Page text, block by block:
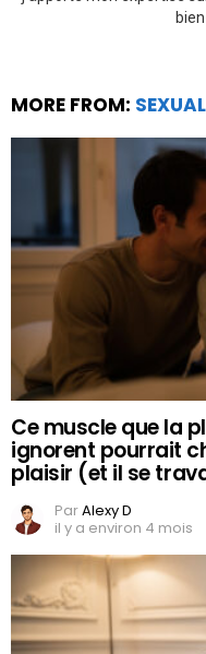
MORE FROM:
Ce muscle que la
ignorent pourrait
plaisir (et il se
ParAlexy D
il y a environ 4 mois